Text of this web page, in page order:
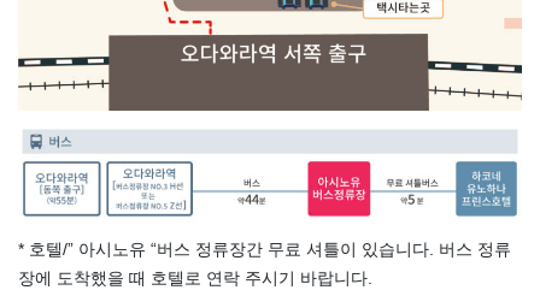
* 호텔/” 아시노유 “버스 정류장간 무료 셔틀이 있습니다. 버스 정류
장에 도착했을 때 호텔로 연락 주시기 바랍니다.